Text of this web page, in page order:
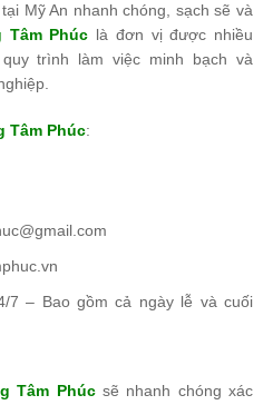
Mỹ An nhanh chóng, sạch sẽ và
Tâm Phúc là đơn vị được nhiều
trình làm việc minh bạch và
Tâm Phúc:
7 – Bao gồm cả ngày lễ và cuối
Tâm Phúcsẽ nhanh chóng xác